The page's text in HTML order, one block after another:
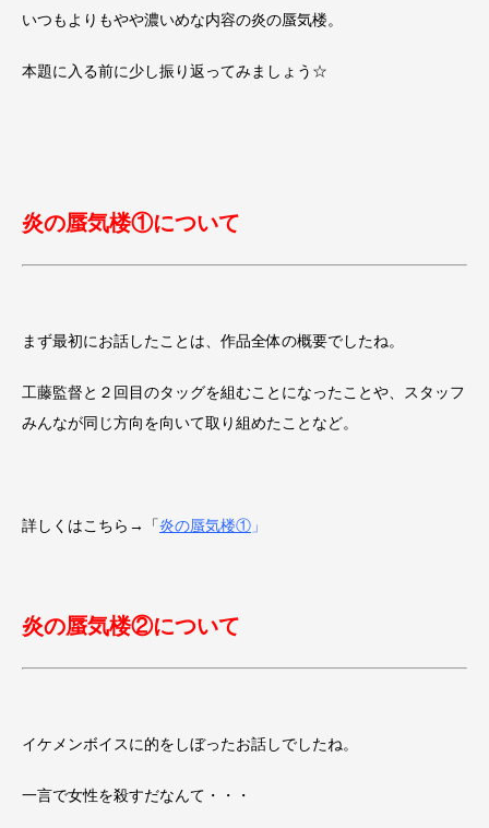
いつもよりもやや濃いめな内容の炎の蜃気楼。
本題に入る前に少し振り返ってみましょう☆
炎の蜃気楼①について
まず最初にお話したことは、作品全体の概要でしたね。
工藤監督と２回目のタッグを組むことになったことや、スタッフ
みんなが同じ方向を向いて取り組めたことなど。
詳しくはこちら→「炎の蜃気楼① 」
炎の蜃気楼②について
イケメンボイスに的をしぼったお話しでしたね。
一言で女性を殺すだなんて・・・